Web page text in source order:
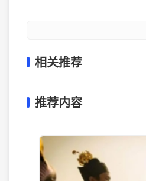
相关推荐
推荐内容